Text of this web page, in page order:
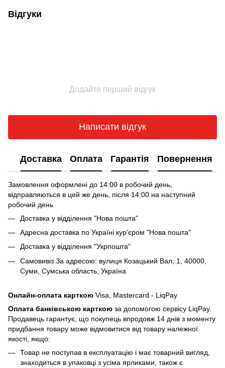
Відгуки
Додайте перший відгук
Написати відгук
Доставка Оплата Гарантія Повернення
Замовлення оформлені до 14:00 в робочий день,
відправляються в цей же день, після 14:00 на наступний
робочий день
Доставка у відділення "Нова пошта"
Адресна доставка по Україні кур'єром "Нова пошта"
Доставка у відділення "Укрпошта"
Самовивіз За адресою: вулиця Козацький Вал, 1, 40000,
Суми, Сумська область, Україна
Онлайн-оплата карткою Visa, Mastercard - LiqPay
Оплата банківською карткою за допомогою сервісу LiqPay.
Продавець гарантує, що покупець впродовж 14 днів з моменту
придбання товару може відмовитися від товару належної
якості, якщо:
Товар не поступав в експлуатацію і має товарний вигляд,
знаходиться в упаковці з усіма ярликами, також є